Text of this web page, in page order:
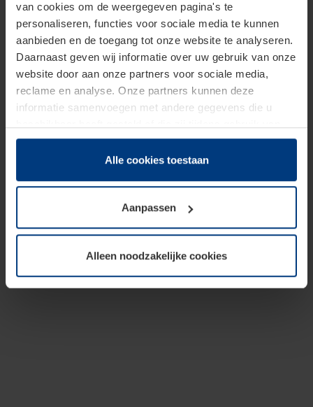
van cookies om de weergegeven pagina's te
personaliseren, functies voor sociale media te kunnen
aanbieden en de toegang tot onze website te analyseren.
Daarnaast geven wij informatie over uw gebruik van onze
website door aan onze partners voor sociale media,
reclame en analyse. Onze partners kunnen deze
informatie samenvoegen met andere gegevens die u
hun diensten hebben verzameld.
Juridisch hebben wij het recht om cookies op uw
van deze pagina's absoluut vereist is. Voor alle andere
soorten cookies is uw toestemming benodigd. Uw
toestemming kunt u op elk moment bij de uitleg van de
wijzigen of herroepen.
Alle cookies toestaan
Aanpassen
Alleen noodzakelijke cookies